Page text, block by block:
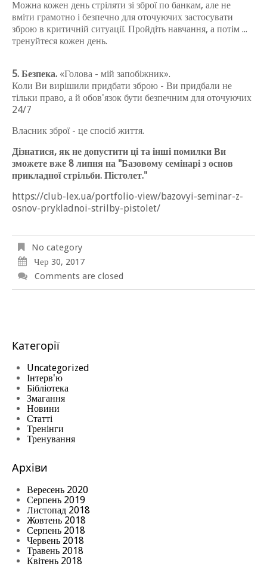
Можна кожен день стріляти зі зброї по банкам, але не
вміти грамотно і безпечно для оточуючих застосувати
зброю в критичній ситуації. Пройдіть навчання, а потім ...
тренуйтеся кожен день.
5. Безпека. «Голова - мій запобіжник».
Коли Ви вирішили придбати зброю - Ви придбали не
тільки право, а й обов'язок бути безпечним для оточуючих
24/7
Власник зброї - це спосіб життя.
Дізнатися, як не допустити ці та інші помилки Ви
зможете вже 8 липня на "Базовому семінарі з основ
прикладної стрільби. Пістолет."
https://club-lex.ua/portfolio-view/bazovyi-seminar-z-
osnov-prykladnoi-strilby-pistolet/
No category
Чер 30, 2017
Comments are closed
Категорії
Uncategorized
Інтерв'ю
Бібліотека
Змагання
Новини
Статті
Тренінги
Тренування
Архіви
Вересень 2020
Серпень 2019
Листопад 2018
Жовтень 2018
Серпень 2018
Червень 2018
Травень 2018
Квітень 2018